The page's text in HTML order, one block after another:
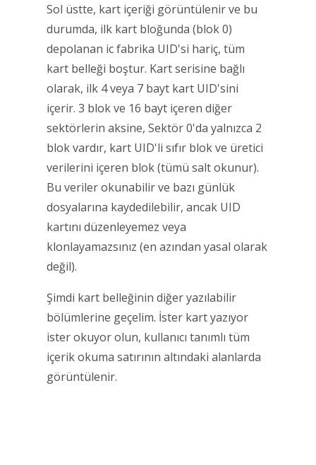
Sol üstte, kart içeriği görüntülenir ve bu
durumda, ilk kart bloğunda (blok 0)
depolanan ic fabrika UID'si hariç, tüm
kart belleği boştur. Kart serisine bağlı
olarak, ilk 4 veya 7 bayt kart UID'sini
içerir. 3 blok ve 16 bayt içeren diğer
sektörlerin aksine, Sektör 0'da yalnızca 2
blok vardır, kart UID'li sıfır blok ve üretici
verilerini içeren blok (tümü salt okunur).
Bu veriler okunabilir ve bazı günlük
dosyalarına kaydedilebilir, ancak UID
kartını düzenleyemez veya
klonlayamazsınız (en azından yasal olarak
değil).
Şimdi kart belleğinin diğer yazılabilir
bölümlerine geçelim. İster kart yazıyor
ister okuyor olun, kullanıcı tanımlı tüm
içerik okuma satırının altındaki alanlarda
görüntülenir.